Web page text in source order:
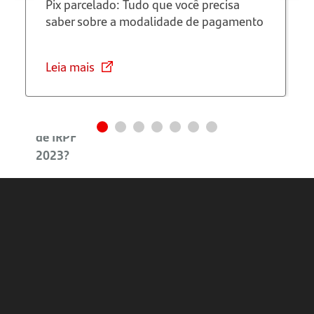
Imposto
de Renda
fazer a
de IRPF
2023?
Pix parcelado: Tudo que você precisa
saber sobre a modalidade de pagamento
Leia mais